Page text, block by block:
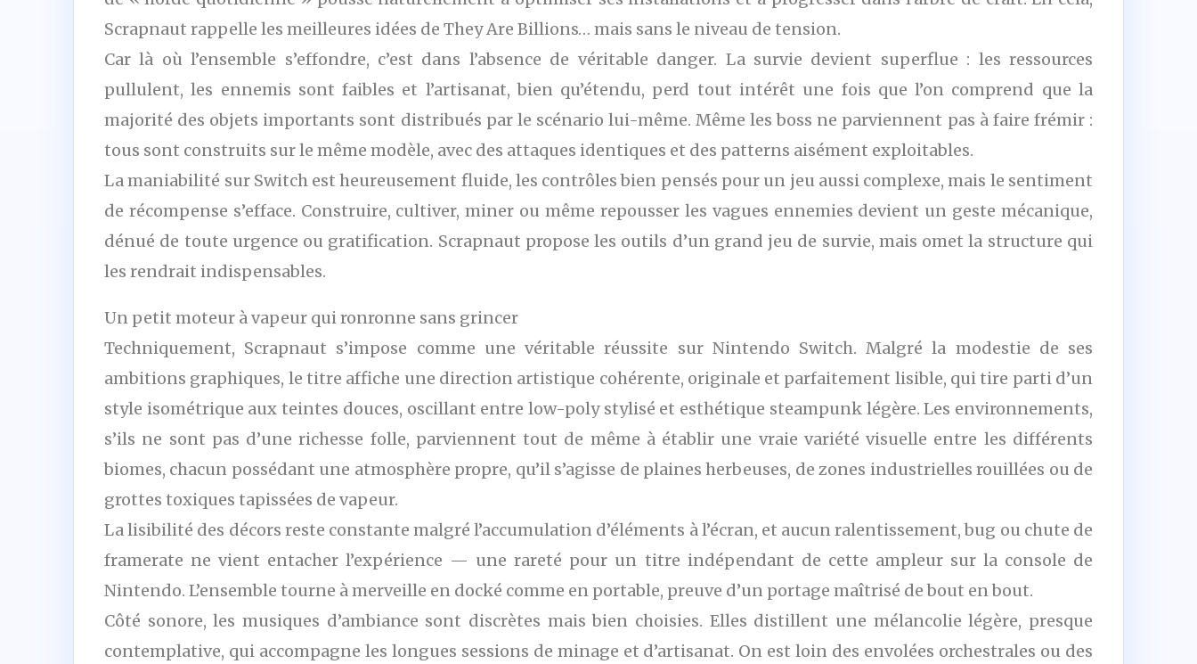
Scrapnaut rappelle les meilleures idées de They Are Billions… mais sans le niveau de tension.
Car là où l’ensemble s’effondre, c’est dans l’absence de véritable danger. La survie devient superflue : les ressources
pullulent, les ennemis sont faibles et l’artisanat, bien qu’étendu, perd tout intérêt une fois que l’on comprend que la
majorité des objets importants sont distribués par le scénario lui-même. Même les boss ne parviennent pas à faire frémir :
tous sont construits sur le même modèle, avec des attaques identiques et des patterns aisément exploitables.
La maniabilité sur Switch est heureusement fluide, les contrôles bien pensés pour un jeu aussi complexe, mais le sentiment
de récompense s’efface. Construire, cultiver, miner ou même repousser les vagues ennemies devient un geste mécanique,
dénué de toute urgence ou gratification. Scrapnaut propose les outils d’un grand jeu de survie, mais omet la structure qui
les rendrait indispensables.
Un petit moteur à vapeur qui ronronne sans grincer
Techniquement, Scrapnaut s’impose comme une véritable réussite sur Nintendo Switch. Malgré la modestie de ses
ambitions graphiques, le titre affiche une direction artistique cohérente, originale et parfaitement lisible, qui tire parti d’un
style isométrique aux teintes douces, oscillant entre low-poly stylisé et esthétique steampunk légère. Les environnements,
s’ils ne sont pas d’une richesse folle, parviennent tout de même à établir une vraie variété visuelle entre les différents
biomes, chacun possédant une atmosphère propre, qu’il s’agisse de plaines herbeuses, de zones industrielles rouillées ou de
grottes toxiques tapissées de vapeur.
La lisibilité des décors reste constante malgré l’accumulation d’éléments à l’écran, et aucun ralentissement, bug ou chute de
framerate ne vient entacher l’expérience — une rareté pour un titre indépendant de cette ampleur sur la console de
Nintendo. L’ensemble tourne à merveille en docké comme en portable, preuve d’un portage maîtrisé de bout en bout.
Côté sonore, les musiques d’ambiance sont discrètes mais bien choisies. Elles distillent une mélancolie légère, presque
contemplative, qui accompagne les longues sessions de minage et d’artisanat. On est loin des envolées orchestrales ou des